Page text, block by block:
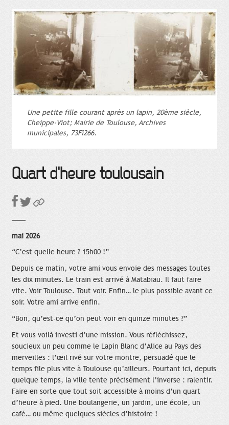
Une petite fille courant après un lapin, 20ème siècle,
Cheippe-Viot; Mairie de Toulouse, Archives
municipales, 73Fi266.
Quart d'heure toulousain
mai 2026
“C’est quelle heure ? 15h00 !”
Depuis ce matin, votre ami vous envoie des messages toutes
les dix minutes. Le train est arrivé à Matabiau. Il faut faire
vite. Voir Toulouse. Tout voir. Enfin… le plus possible avant ce
soir. Votre ami arrive enfin.
“Bon, qu’est-ce qu’on peut voir en quinze minutes ?”
Et vous voilà investi d’une mission. Vous réfléchissez,
soucieux un peu comme le Lapin Blanc d’Alice au Pays des
merveilles : l’œil rivé sur votre montre, persuadé que le
temps file plus vite à Toulouse qu’ailleurs. Pourtant ici, depuis
quelque temps, la ville tente précisément l’inverse : ralentir.
Faire en sorte que tout soit accessible à moins d’un quart
d’heure à pied. Une boulangerie, un jardin, une école, un
café… ou même quelques siècles d’histoire !